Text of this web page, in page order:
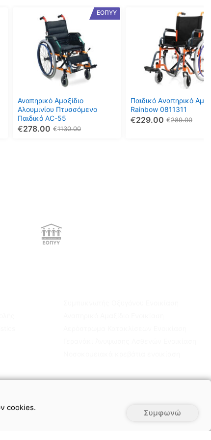
cookies.
Συμφωνώ
ΕΟΠΥΥ
Αναπηρικό Αμαξίδιο
Αλουμινίου Πτυσσόμενο
Παιδικό AC-55
1130.00
€
278.00
€
Παιδικό Aναπηρικό
Rainbow 0811311
289.00
€
229.00
€